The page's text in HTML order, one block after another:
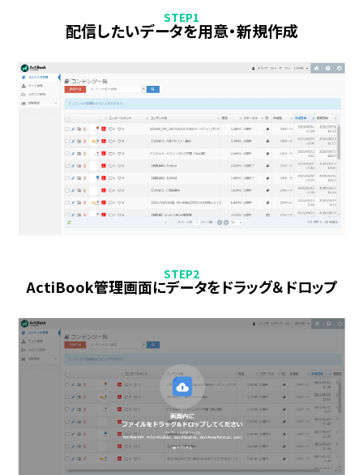
STEP1
配信したいデータを用意・新規作成
STEP2
ActiBook管理画面にデータをドラッグ＆ドロップ